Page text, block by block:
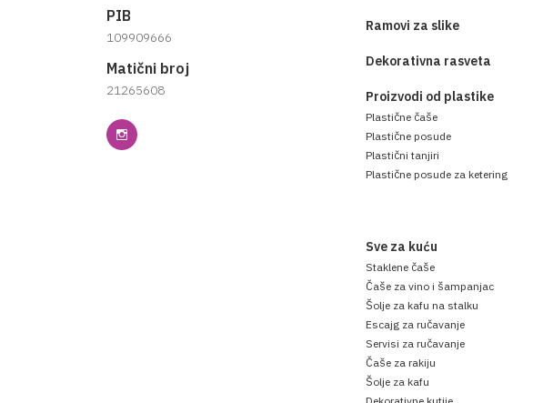
PIB
109909666
Matični broj
21265608
Ramovi za slike
Dekorativna rasveta
Proizvodi od plastike
Plastične čaše
Plastične posude
Plastični tanjiri
Plastične posude za ketering
Sve za kuću
Staklene čaše
Čaše za vino i šampanjac
Šolje za kafu na stalku
Escajg za ručavanje
Servisi za ručavanje
Čaše za rakiju
Šolje za kafu